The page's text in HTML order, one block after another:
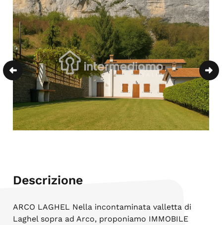
Descrizione
ARCO LAGHEL Nella incontaminata valletta di
Laghel sopra ad Arco, proponiamo IMMOBILE